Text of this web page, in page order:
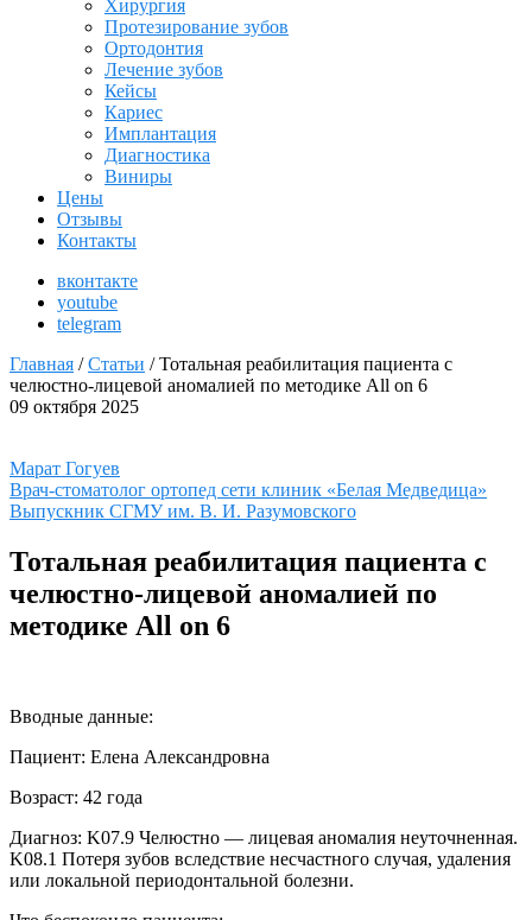
Хирургия
Протезирование зубов
Ортодонтия
Лечение зубов
Кейсы
Кариес
Имплантация
Диагностика
Виниры
Цены
Отзывы
Контакты
вконтакте
youtube
telegram
Главная /Статьи /Тотальная реабилитация пациента с
челюстно-лицевой аномалией по методике All on 6
09 октября 2025
Марат Гогуев
Врач-стоматолог ортопед сети клиник «Белая Медведица»
Выпускник СГМУ им. В. И. Разумовского
Тотальная реабилитация пациента с
челюстно-лицевой аномалией по
методике All on 6
Вводные данные:
Пациент: Елена Александровна
Возраст: 42 года
Диагноз: K07.9 Челюстно — лицевая аномалия неуточненная.
K08.1 Потеря зубов вследствие несчастного случая, удаления
или локальной периодонтальной болезни.